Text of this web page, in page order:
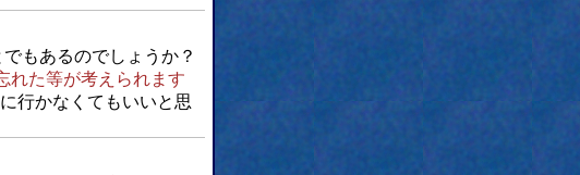
もあるのでしょうか？
れた等が考えられます
行かなくてもいいと思